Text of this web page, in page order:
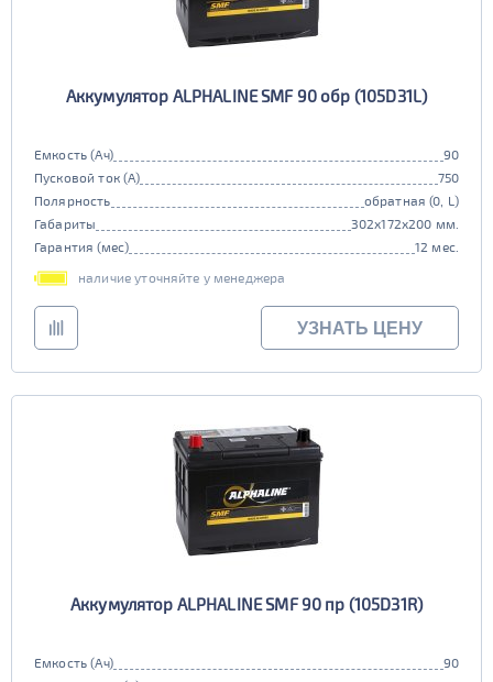
Аккумулятор ALPHALINE SMF 90 обр (105D31L)
Емкость (Ач)
90
Пусковой ток (А)
750
Полярность
обратная (0, L)
Габариты
302x172x200 мм.
Гарантия (мес)
12 мес.
наличие уточняйте у менеджера
УЗНАТЬ ЦЕНУ
Аккумулятор ALPHALINE SMF 90 пр (105D31R)
Емкость (Ач)
90